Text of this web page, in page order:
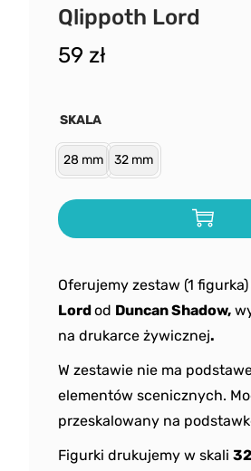
Qlippoth Lord
59 zł
Oferujemy zestaw (1 figurka)
Lordod Duncan Shadow,
na drukarce żywicznej.
W zestawie nie ma
elementów scenicznych.
przeskalowany na
Figurki drukujemy w skali
SKALA
28 mm 32 mm